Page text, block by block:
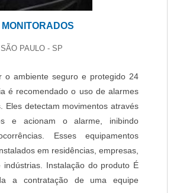
PAULO - SP
o ambiente seguro e protegido 24
é recomendado o uso de alarmes
Eles detectam movimentos através
e acionam o alarme, inibindo
Esses equipamentos
em residências, empresas,
indústrias. Instalação do produto É
a contratação de uma equipe